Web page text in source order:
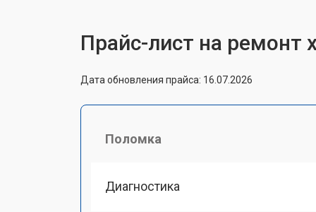
Прайс-лист на ремонт
Дата обновления прайса: 16.07.2026
Поломка
Диагностика